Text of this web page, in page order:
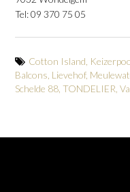
Tel: 09 370 75 05
Cotton Island
Balcons Lievehof,
Schelde 88 ,TONDELIER ,